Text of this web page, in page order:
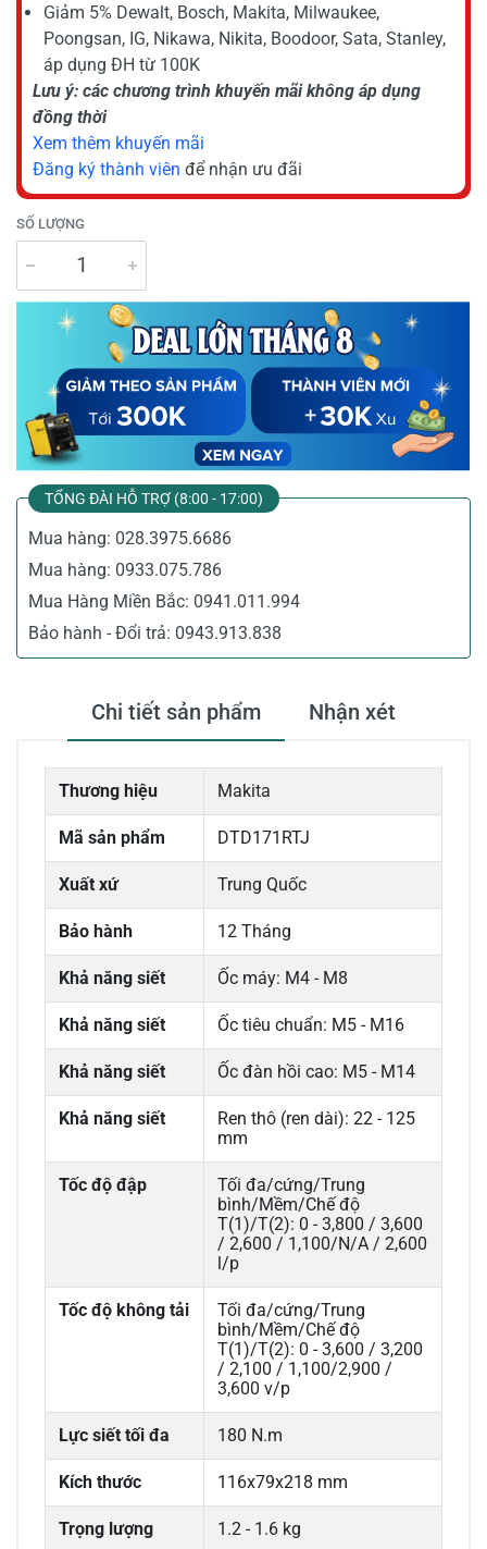
Giảm 5% Dewalt, Bosch, Makita, Milwaukee,
Poongsan, IG, Nikawa, Nikita, Boodoor, Sata, Stanley,
áp dụng ĐH từ 100K
Lưu ý: các chương trình khuyến mãi không áp dụng
đồng thời
Xem thêm khuyến mãi
Đăng ký thành viên để nhận ưu đãi
SỐ LƯỢNG
TỔNG ĐÀI HỖ TRỢ (8:00 - 17:00)
Mua hàng: 028.3975.6686
Mua hàng: 0933.075.786
Mua Hàng Miền Bắc: 0941.011.994
Bảo hành - Đổi trả: 0943.913.838
Chi tiết sản phẩm Nhận xét
Thương hiệu Makita
Mã sản phẩm DTD171RTJ
Xuất xứ Trung Quốc
Bảo hành 12 Tháng
Khả năng siết Ốc máy: M4 - M8
Khả năng siết Ốc tiêu chuẩn: M5 - M16
Khả năng siết Ốc đàn hồi cao: M5 - M14
Khả năng siết
Ren thô (ren dài): 22 - 125
mm
Tốc độ đập
Tối đa/cứng/Trung
bình/Mềm/Chế độ
T(1)/T(2): 0 - 3,800 / 3,600
/ 2,600 / 1,100/N/A / 2,600
l/p
Tốc độ không tải
Tối đa/cứng/Trung
bình/Mềm/Chế độ
T(1)/T(2): 0 - 3,600 / 3,200
/ 2,100 / 1,100/2,900 /
3,600 v/p
Lực siết tối đa 180 N.m
Kích thước 116x79x218 mm
Trọng lượng 1.2 - 1.6 kg